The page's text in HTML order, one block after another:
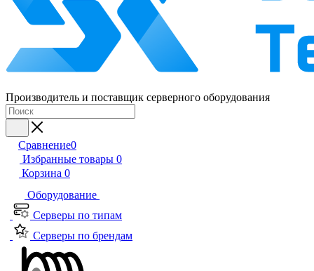
Производитель и поставщик серверного оборудования
Сравнение0
Избранные товары 0
Корзина 0
Оборудование
Серверы по типам
Серверы по брендам